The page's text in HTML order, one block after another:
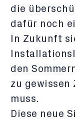
die
dafür noch
In Zukunft
den
zu gewissen
muss.
Diese neue